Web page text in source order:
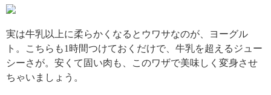
引用: https://imgcp.aacdn.jp/img-a/680/auto/tipsplus/tips/2454/20150527_1432693852588.jpg
実は牛乳以上に柔らかくなるとウワサなのが、ヨーグル
ト。こちらも1時間つけておくだけで、牛乳を超えるジュー
シーさが。安くて固い肉も、このワザで美味しく変身させ
ちゃいましょう。